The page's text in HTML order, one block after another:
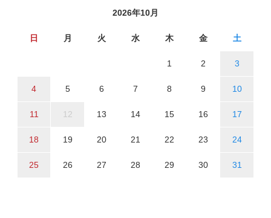
2026年10月
日 月 火 水 木 金 土
1 2 3
4 5 6 7 8 9 10
11 12 13 14 15 16 17
18 19 20 21 22 23 24
25 26 27 28 29 30 31